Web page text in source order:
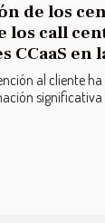
de los
los call
CCaaS en
al cliente
significativa